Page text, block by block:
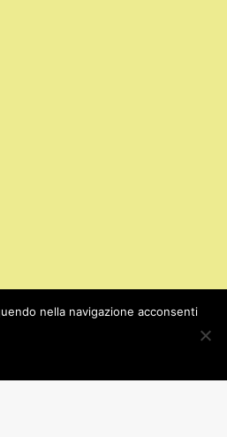
nella navigazione acconsenti